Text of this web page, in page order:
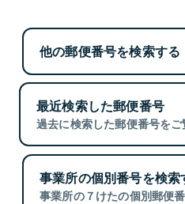
他の郵便番号を検索する
最近検索した郵便番号
過去に検索した郵便番号をご
事業所の個別番号を検索
事業所の７けたの個別郵便